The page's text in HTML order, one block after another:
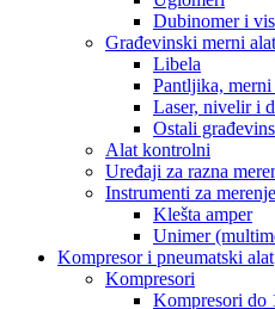
Dubinomer i
Građevinski merni alat
Libela
Pantljika,
Laser, nivelir i
Ostali
Alat kontrolni
Uređaji za razna
Instrumenti za
Klešta amper
Unimer
Kompresor i pneumatski alat
Kompresori
Kompresori do